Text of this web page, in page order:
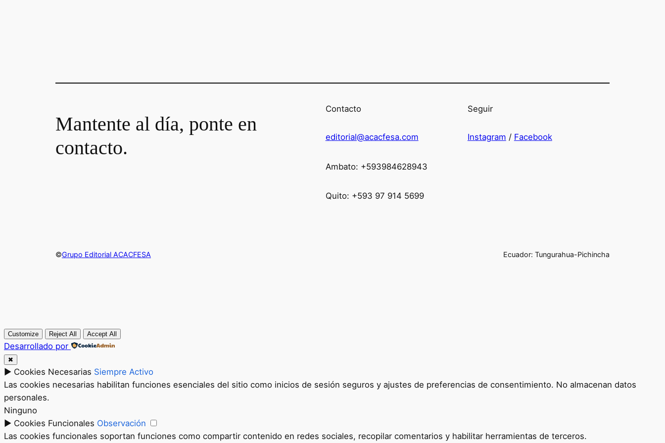
Mantente al día, ponte en
contacto.
Contacto
editorial@acacfesa.com
Ambato: +593984628943
Quito: +593 97 914 5699
Seguir
Instagram / Facebook
©Grupo Editorial ACACFESA Ecuador: Tungurahua-Pichincha
Customize Reject All Accept All
Desarrollado por
✖
► Cookies Necesarias Siempre Activo
Las cookies necesarias habilitan funciones esenciales del sitio como inicios de sesión seguros y ajustes de preferencias de consentimiento. No almacenan datos
personales.
Ninguno
► Cookies Funcionales Observación
Las cookies funcionales soportan funciones como compartir contenido en redes sociales, recopilar comentarios y habilitar herramientas de terceros.